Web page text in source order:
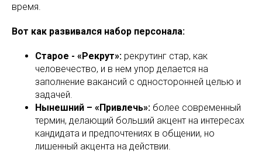
время.
Вот как развивался набор персонала:
Старое - «Рекрут»: рекрутинг стар, как
человечество, и в нем упор делается на
заполнение вакансий с односторонней целью и
задачей.
Нынешний – «Привлечь»: более современный
термин, делающий больший акцент на интересах
кандидата и предпочтениях в общении, но
лишенный акцента на действии.